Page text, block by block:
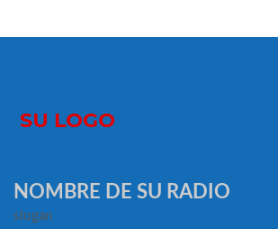
NOMBRE DE SU RADIO
slogan